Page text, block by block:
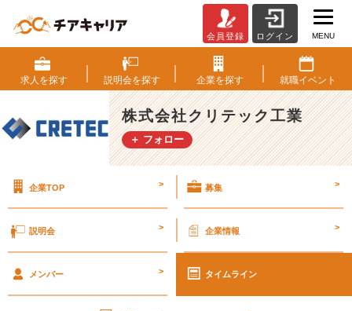
ョ
イ
ン
ト
屋、
未
の
力
会員登録 ログイン MENU
求人を探す 説明会を探す 企業を探す 就職イベント
株式会社クリテック工業
＋ フォロー
企業TOP > 募集 >
説明会 > 企業情報 >
メンバー > タイムライン